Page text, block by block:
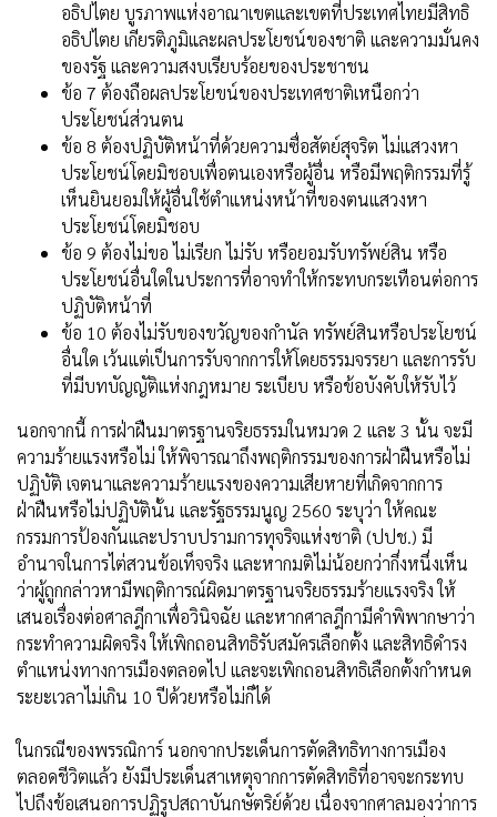
อธิปไตย บูรภาพแห่งอาณาเขตและเขตที่ประเทศไทยมีสิทธิ
อธิปไตย เกียรติภูมิและผลประโยชน์ของชาติ และความมั่นคง
ของรัฐ และความสงบเรียบร้อยของประชาชน
ข้อ 7 ต้องถือผลประโยขน์ของประเทศชาติเหนือกว่า
ประโยชน์ส่วนตน
ข้อ 8 ต้องปฏิบัติหน้าที่ด้วยความซื่อสัตย์สุจริต ไม่แสวงหา
ประโยชน์โดยมิชอบเพื่อตนเองหรือผู้อื่น หรือมีพฤติกรรมที่รู้
เห็นยินยอมให้ผู้อื่นใช้ตำแหน่งหน้าที่ของตนแสวงหา
ประโยชน์โดยมิชอบ
ข้อ 9 ต้องไม่ขอ ไม่เรียก ไม่รับ หรือยอมรับทรัพย์สิน หรือ
ประโยชน์อื่นใดในประการที่อาจทำให้กระทบกระเทือนต่อการ
ปฏิบัติหน้าที่
ข้อ 10 ต้องไม่รับของขวัญของกำนัล ทรัพย์สินหรือประโยชน์
อื่นใด เว้นแต่เป็นการรับจากการให้โดยธรรมจรรยา และการรับ
ที่มีบทบัญญัติแห่งกฎหมาย ระเบียบ หรือข้อบังคับให้รับไว้
นอกจากนี้ การฝ่าฝืนมาตรฐานจริยธรรมในหมวด 2 และ 3 นั้น จะมี
ความร้ายแรงหรือไม่ ให้พิจารณาถึงพฤติกรรมของการฝ่าฝืนหรือไม่
ปฏิบัติ เจตนาและความร้ายแรงของความเสียหายที่เกิดจากการ
ฝ่าฝืนหรือไม่ปฏิบัตินั้น และรัฐธรรมนูญ 2560 ระบุว่า ให้คณะ
กรรมการป้องกันและปราบปรามการทุจริจแห่งชาติ (ปปช.) มี
อำนาจในการไต่สวนข้อเท็จจริง และหากมติไม่น้อยกว่ากึ่งหนึ่งเห็น
ว่าผู้ถูกกล่าวหามีพฤติการณ์ผิดมาตรฐานจริยธรรมร้ายแรงจริง ให้
เสนอเรื่องต่อศาลฎีกาเพื่อวินิจฉัย และหากศาลฎีกามีคำพิพากษาว่า
กระทำความผิดจริง ให้เพิกถอนสิทธิรับสมัครเลือกตั้ง และสิทธิดำรง
ตำแหน่งทางการเมืองตลอดไป และจะเพิกถอนสิทธิเลือกตั้งกำหนด
ระยะเวลาไม่เกิน 10 ปีด้วยหรือไม่ก็ได้
ในกรณีของพรรณิการ์ นอกจากประเด็นการตัดสิทธิทางการเมือง
ตลอดชีวิตแล้ว ยังมีประเด็นสาเหตุจากการตัดสิทธิที่อาจจะกระทบ
ไปถึงข้อเสนอการปฏิรูปสถาบันกษัตริย์ด้วย เนื่องจากศาลมองว่าการ